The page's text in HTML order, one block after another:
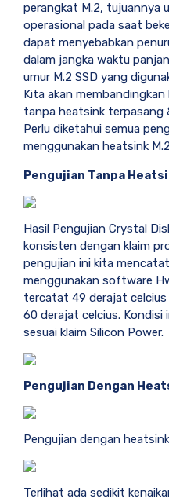
perangkat M.2, tujuannya
operasional pada saat
dapat menyebabkan
dalam jangka waktu
umur M.2 SSD yang
Kita akan
tanpa heatsink terpasang
Perlu diketahui semua
menggunakan heatsink M.2
Pengujian Tanpa
Hasil Pengujian Crystal
konsisten dengan klaim
pengujian ini kita
menggunakan software
tercatat 49 derajat
60 derajat celcius. Kondisi
sesuai klaim Silicon Power.
Pengujian Dengan
Pengujian dengan
Terlihat ada sedikit